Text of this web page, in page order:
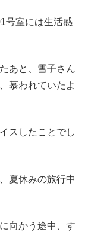
号室には生活感
あと、雪子さん
慕われていたよ
スしたことでし
夏休みの旅行中
向かう途中、す